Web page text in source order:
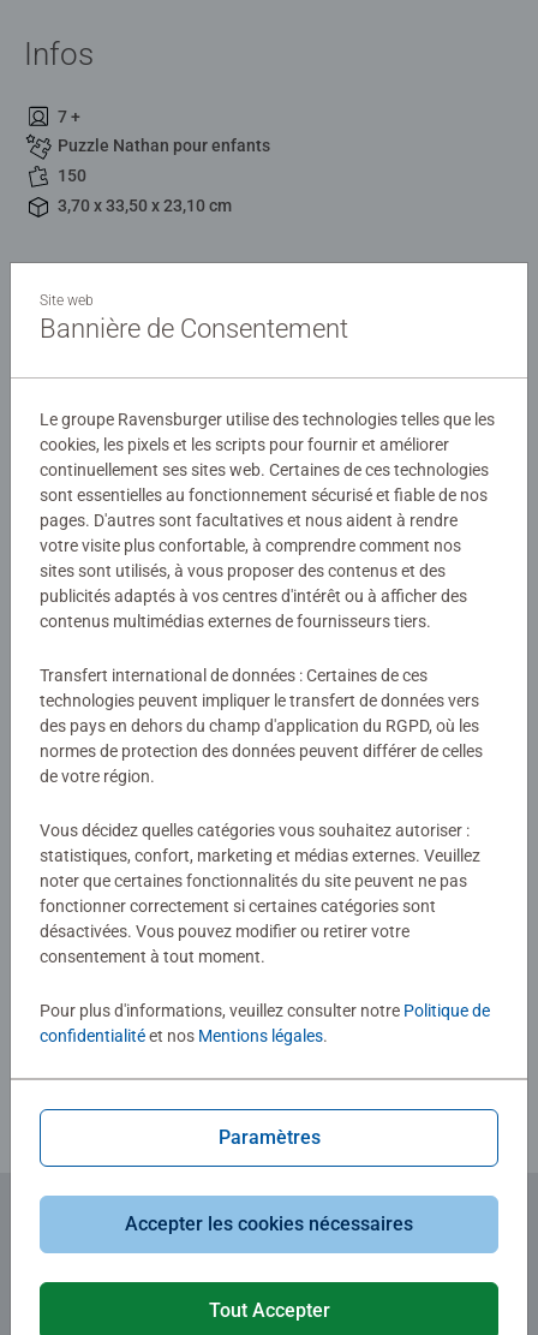
Infos
7 +
Puzzle Nathan pour enfants
150
3,70 x 33,50 x 23,10 cm
Le puzzle, jeu éducatif par excellence, permet à l'enfant de
faire ses premières découvertes en développant sa
curiosité et son esprit logique. Parce que nous souhaitons
donner goût au savoir et distraire intelligemment, nous
avons mis au point une toute nouvelle gamme de puzzles
qui accompagnera votre enfant dans toutes les étapes de
son évolution. A chaque âge sa collection de puzzles dont
le choix des images, la taille et le nombre de pièces
évoluent avec votre enfant. Les nouveaux puzzles
Nathan, c'est aussi pour chaque âge, une astuce pour
Détails
Numéro d'article:
86198
EAN:
4005556861989
Avertissements et informations du fabricant
Produits similaires
Aucune évaluation n'a encore été
soumise
0/0
Abonnez-vous à notre newsletter
et recevez un bon d'achat de 5€.
Site web
Bannière de Consentement
Le groupe Ravensburger utilise des technologies telles que les
cookies, les pixels et les scripts pour fournir et améliorer
continuellement ses sites web. Certaines de ces technologies
sont essentielles au fonctionnement sécurisé et fiable de nos
pages. D'autres sont facultatives et nous aident à rendre
votre visite plus confortable, à comprendre comment nos
sites sont utilisés, à vous proposer des contenus et des
publicités adaptés à vos centres d'intérêt ou à afficher des
contenus multimédias externes de fournisseurs tiers.
Transfert international de données : Certaines de ces
technologies peuvent impliquer le transfert de données vers
des pays en dehors du champ d'application du RGPD, où les
normes de protection des données peuvent différer de celles
de votre région.
Vous décidez quelles catégories vous souhaitez autoriser :
statistiques, confort, marketing et médias externes. Veuillez
noter que certaines fonctionnalités du site peuvent ne pas
fonctionner correctement si certaines catégories sont
désactivées. Vous pouvez modifier ou retirer votre
consentement à tout moment.
Pour plus d'informations, veuillez consulter notre Politique de
confidentialitéet nos Mentions légales.
Paramètres
Accepter les cookies nécessaires
Tout Accepter